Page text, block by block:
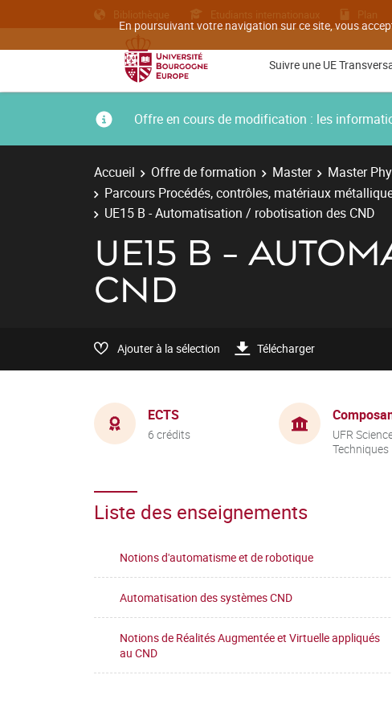
En poursuivant votre navigation sur ce site, vous
Bibliothèque Etudiants internationaux Plan
Suivre une UE
Offre en cours de modification : les
Accueil Offre de formation Master
Master
Parcours Procédés, contrôles, matériaux
UE15 B - Automatisation / robotisation des CND
UE15 B -
CND
Ajouter à la sélection Télécharger
ECTS
6 crédits
UFR
Techniques
Liste des enseignements
Notions d'automatisme et de robotique
Automatisation des systèmes CND
Notions de Réalités Augmentée et Virtuelle appliqués
au CND